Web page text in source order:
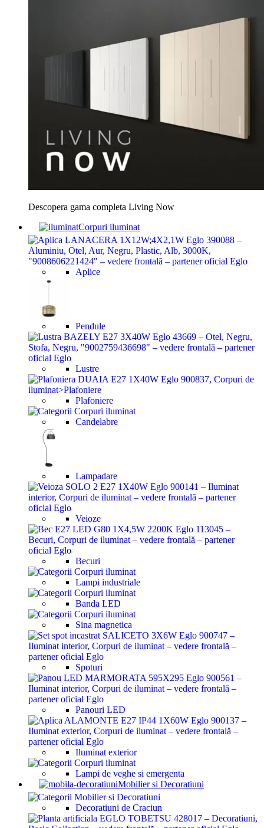
Descopera gama completa Living Now
Corpuri iluminat
Aplice
Pendule
Lustre
Plafoniere
Candelabre
Lampadare
Veioze
Becuri
Lampi industriale
Banda LED
Sina magnetica
Spoturi
Panouri LED
Iluminat exterior
Lampi de veghe si emergenta
Mobilier si Decoratiuni
Decoratiuni de Craciun